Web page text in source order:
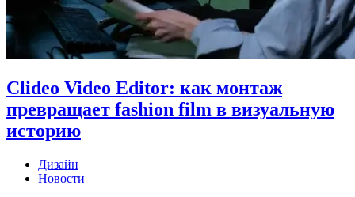
Clideo Video Editor: как монтаж
превращает fashion film в визуальную
историю
Дизайн
Новости